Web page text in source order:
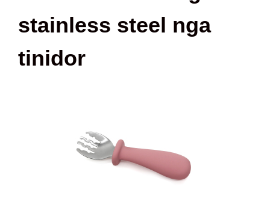
stainless steel nga
tinidor